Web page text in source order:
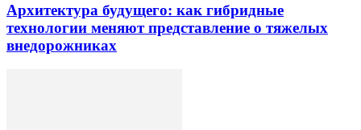
Архитектура будущего: как гибридные
технологии меняют представление о тяжелых
внедорожниках